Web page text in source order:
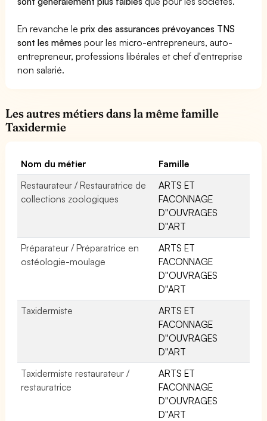
En revanche leprix des assurances prévoyances TNS
sont les mêmes pour les micro-entrepreneurs, auto-
entrepreneur, professions libérales et chef d'entreprise
non salarié.
Les autres métiers dans la même famille
Taxidermie
Nom du métier
Famille
Restaurateur / Restauratrice de
collections zoologiques
ARTS ET
FACONNAGE
D''OUVRAGES
D''ART
Préparateur / Préparatrice en
ostéologie-moulage
ARTS ET
FACONNAGE
D''OUVRAGES
D''ART
Taxidermiste
ARTS ET
FACONNAGE
D''OUVRAGES
D''ART
Taxidermiste restaurateur /
restauratrice
ARTS ET
FACONNAGE
D''OUVRAGES
D''ART